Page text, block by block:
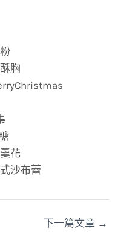
胸
花
沙布蕾
下一篇文章 →